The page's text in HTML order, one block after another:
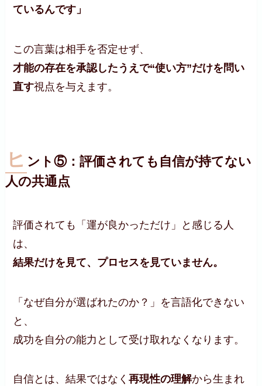
ているんです」
この言葉は相手を否定せず、
才能の存在を承認したうえで“使い方”だけを問い
直す視点を与えます。
ヒ ント⑤：評価されても自信が持てない
人の共通点
評価されても「運が良かっただけ」と感じる人
は、
結果だけを見て、プロセスを見ていません。
「なぜ自分が選ばれたのか？」を言語化できない
と、
成功を自分の能力として受け取れなくなります。
自信とは、結果ではなく再現性の理解から生まれ